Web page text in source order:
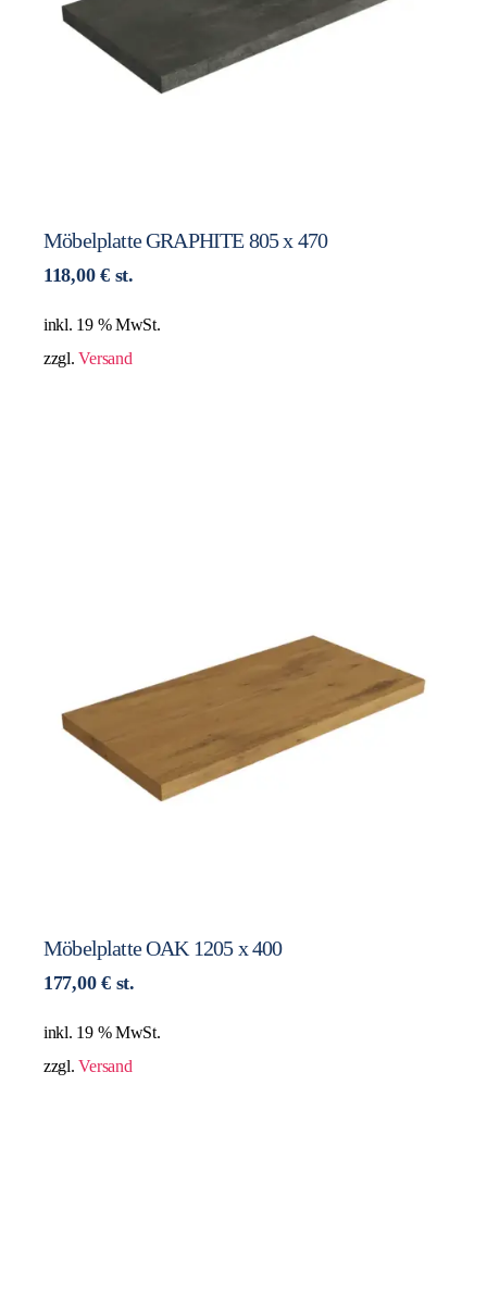
Möbelplatte GRAPHITE 805 x 470
118,00€ st.
inkl. 19 % MwSt.
zzgl.Versand
Möbelplatte OAK 1205 x 400
177,00€ st.
inkl. 19 % MwSt.
zzgl.Versand